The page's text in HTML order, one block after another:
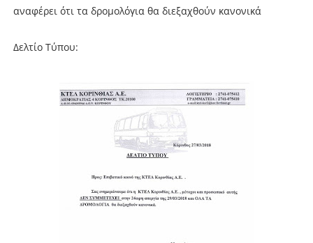
αναφέρει ότι τα δρομολόγια θα διεξαχθούν κανονικά
Δελτίο Τύπου: